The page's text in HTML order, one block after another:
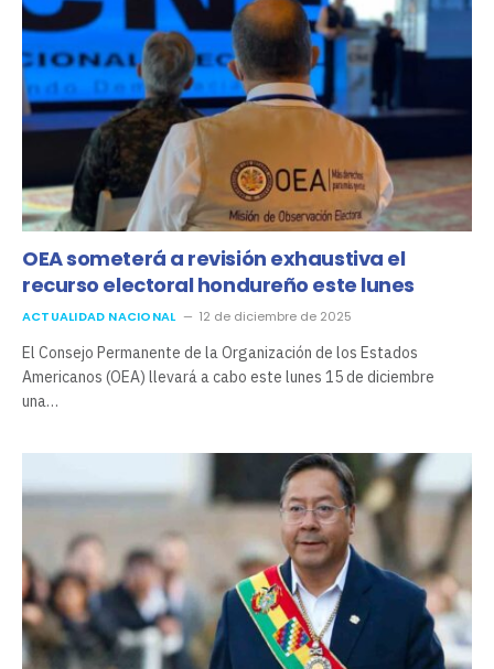
OEA someterá a revisión exhaustiva el
recurso electoral hondureño este lunes
ACTUALIDAD NACIONAL 12 de diciembre de 2025
El Consejo Permanente de la Organización de los Estados
Americanos (OEA) llevará a cabo este lunes 15 de diciembre
una…